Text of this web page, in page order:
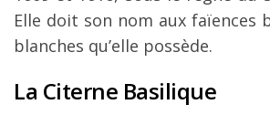
Elle doit son nom aux faïences
blanches qu’elle possède.
La Citerne Basilique